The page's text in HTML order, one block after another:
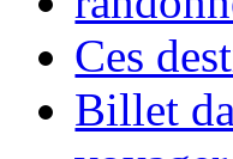
Ces
Billet